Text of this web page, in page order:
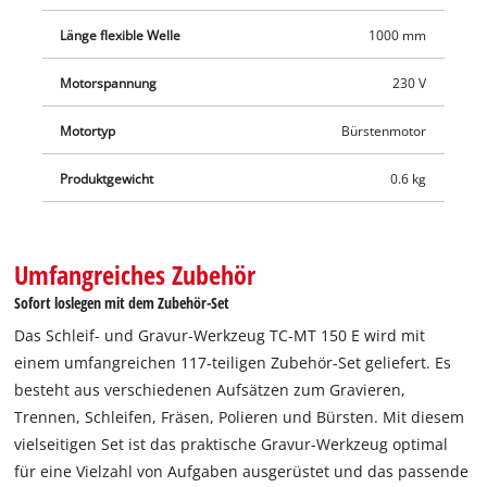
Einsatzmöglichkeiten für unterschiedlichste Aufgaben bietet.
Länge flexible Welle 1000 mm
Motorspannung 230 V
Motortyp Bürstenmotor
Produktgewicht 0.6 kg
Umfangreiches Zubehör
Sofort loslegen mit dem Zubehör-Set
Das Schleif- und Gravur-Werkzeug TC-MT 150 E wird mit
einem umfangreichen 117-teiligen Zubehör-Set geliefert. Es
besteht aus verschiedenen Aufsätzen zum Gravieren,
Trennen, Schleifen, Fräsen, Polieren und Bürsten. Mit diesem
vielseitigen Set ist das praktische Gravur-Werkzeug optimal
für eine Vielzahl von Aufgaben ausgerüstet und das passende